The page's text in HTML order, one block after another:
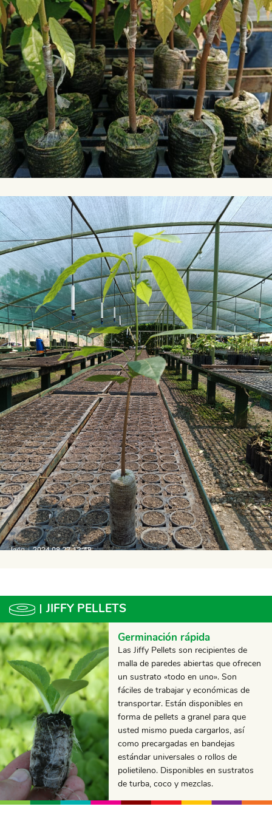
JIFFY PELLETS
Germinación rápida
Las Jiffy Pellets son recipientes de
malla de paredes abiertas que ofrecen
un sustrato «todo en uno». Son
fáciles de trabajar y económicas de
transportar. Están disponibles en
forma de pellets a granel para que
usted mismo pueda cargarlos, así
como precargadas en bandejas
estándar universales o rollos de
polietileno. Disponibles en sustratos
de turba, coco y mezclas.